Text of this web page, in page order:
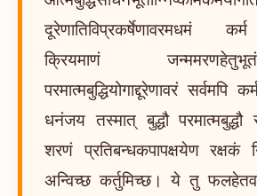
दूरेणातिविप्रकर्षेणावरमधमं
क्रियमाणं
परमात्मबुद्धियोगाद्दूरेणावरं
धनंजय तस्मात् बुद्धौ परमात्मबुद्धौ
शरणं प्रतिबन्धकपापक्षयेण रक्षकं
अन्विच्छ कर्तुमिच्छ। ये तु